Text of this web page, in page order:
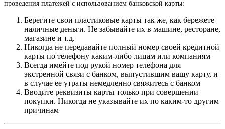
проведения платежей с использованием банковской карты:
Берегите свои пластиковые карты так же, как бережете
наличные деньги. Не забывайте их в машине, ресторане,
магазине и т.д.
Никогда не передавайте полный номер своей кредитной
карты по телефону каким-либо лицам или компаниям
Всегда имейте под рукой номер телефона для
экстренной связи с банком, выпустившим вашу карту, и
в случае ее утраты немедленно свяжитесь с банком
Вводите реквизиты карты только при совершении
покупки. Никогда не указывайте их по каким-то другим
причинам